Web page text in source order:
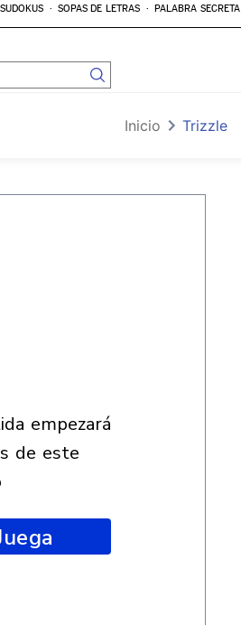
SUDOKUS SOPAS DE LETRAS PALABRA SECRETA
Inicio Trizzle
de este